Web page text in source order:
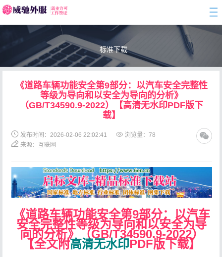
标准下载
《道路车辆功能安全第9部分：以汽车安全完整性
等级为导向和以安全为导向的分析》
（GB/T34590.9-2022）【高清无水印PDF版下
载】
发布时间：2026-02-06 22:02:41 浏览量： 78
来源：互联网
《道路车辆功能安全第9部分：以汽车
安全完整性等级为导向和以安全为导
向的分析》（GB/T34590.9-2022）
【全文附高清无水印PDF版下载】